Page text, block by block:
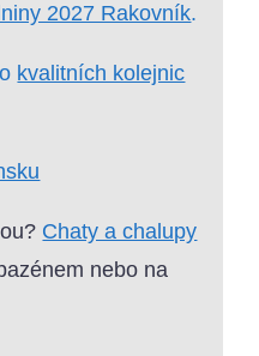
2027 Rakovník.
kvalitních kolejnic
Chaty a chalupy
nebo na